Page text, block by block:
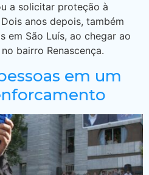
a solicitar proteção à
anos depois, também
em São Luís, ao chegar ao
bairro Renascença.
em um